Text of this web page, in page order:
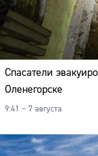
Спасатели
Оленегорске
9:41 – 7 августа